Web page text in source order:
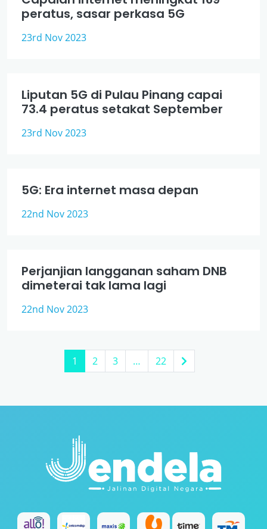
peratus, sasar perkasa 5G
23rd Nov 2023
Liputan 5G di Pulau Pinang capai
73.4 peratus setakat September
23rd Nov 2023
5G: Era internet masa depan
22nd Nov 2023
Perjanjian langganan saham DNB
dimeterai tak lama lagi
22nd Nov 2023
1 2 3 … 22